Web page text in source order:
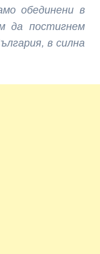
обединени в
да постигнем
в силна